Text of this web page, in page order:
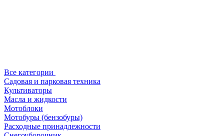
Все категории
Садовая и парковая техника
Культиваторы
Масла и жидкости
Мотоблоки
Мотобуры (бензобуры)
Расходные принадлежности